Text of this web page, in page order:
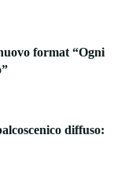
format “Ogni
diffuso: